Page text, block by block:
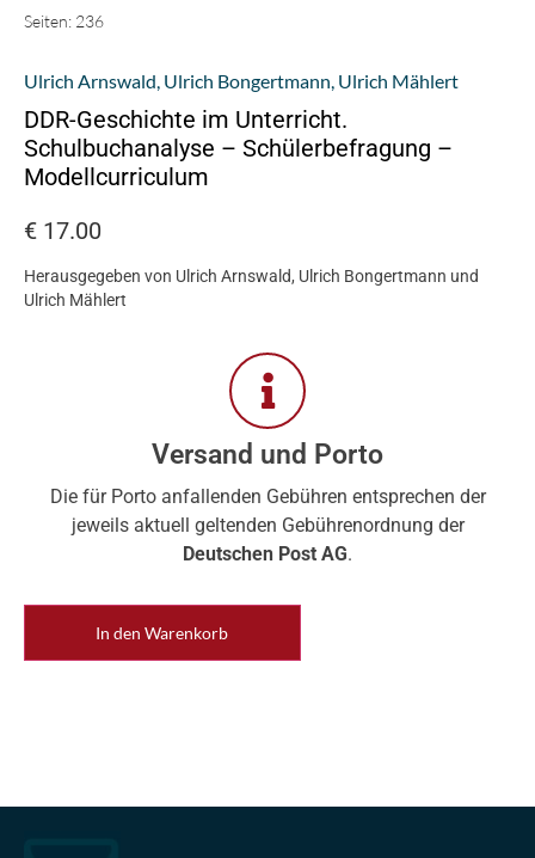
Seiten: 236
Ulrich Arnswald, Ulrich Bongertmann, Ulrich Mählert
DDR-Geschichte im Unterricht.
Schulbuchanalyse – Schülerbefragung –
Modellcurriculum
€ 17.00
Herausgegeben von Ulrich Arnswald, Ulrich Bongertmann und
Ulrich Mählert
Versand und Porto
Die für Porto anfallenden Gebühren entsprechen der
jeweils aktuell geltenden Gebührenordnung der
Deutschen Post AG.
In den Warenkorb